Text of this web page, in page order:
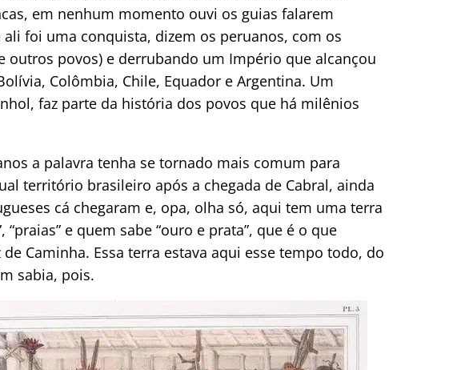
em nenhum momento ouvi os guias falarem
foi uma conquista, dizem os peruanos, com os
outros povos) e derrubando um Império que alcançou
Colômbia, Chile, Equador e Argentina. Um
faz parte da história dos povos que há milênios
a palavra tenha se tornado mais comum para
território brasileiro após a chegada de Cabral, ainda
cá chegaram e, opa, olha só, aqui tem uma terra
e quem sabe “ouro e prata”, que é o que
Caminha. Essa terra estava aqui esse tempo todo, do
sabia, pois.